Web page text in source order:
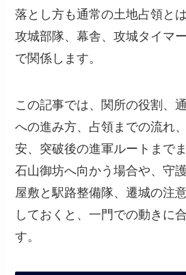
落とし方も通常の土地占領と
攻城部隊、幕舎、攻城タイマ
で関係します。
この記事では、関所の役割、
への進み方、占領までの流れ
安、突破後の進軍ルートまで
石山御坊へ向かう場合や、守
屋敷と駅路整備隊、遷城の注
しておくと、一門での動きに
す。